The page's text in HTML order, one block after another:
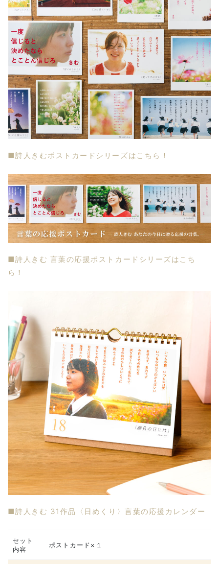
■詩人きむポストカードシリーズはこちら！
■詩人きむ 言葉の応援ポストカードシリーズはこち
ら！
■詩人きむ 31作品〈日めくり〉言葉の応援カレンダー
セット
内容
ポストカード×１